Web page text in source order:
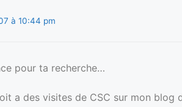
à 10:44 pm
pour ta recherche…
a des visites de CSC sur mon blog